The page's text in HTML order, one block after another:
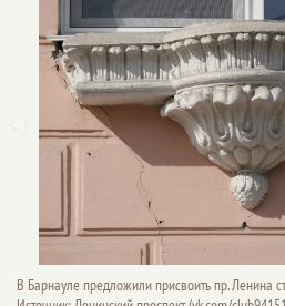
В Барнауле предложили присвоить пр. Ленина